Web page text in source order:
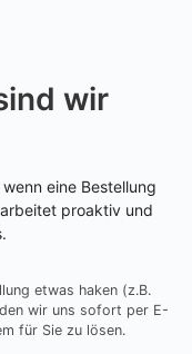
wir
eine Bestellung
proaktiv und
etwas haken (z.B.
wir uns sofort per E-
für Sie zu lösen.